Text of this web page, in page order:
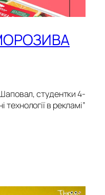
студентки 4-
технології в рекламі”